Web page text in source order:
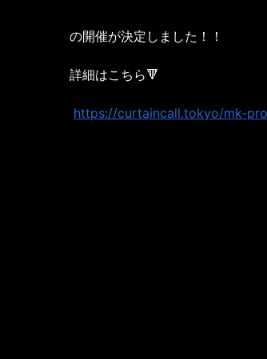
の開催が決定しました！！
詳細はこちら🔻
https://curtaincall.tokyo/mk-